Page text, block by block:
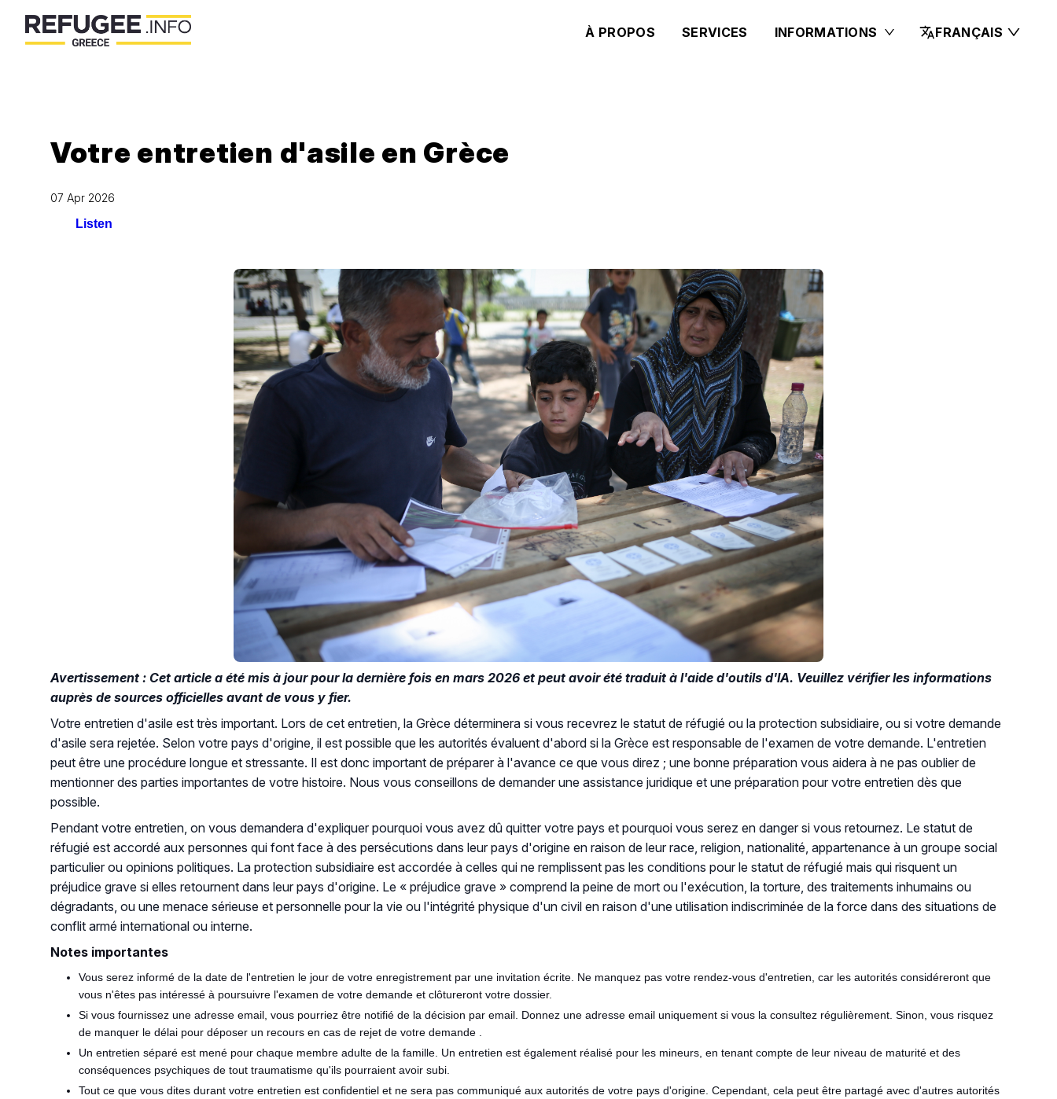
À PROPOS SERVICES INFORMATIONS FRANÇAIS
Votre entretien d'asile en Grèce
07 Apr 2026
Listen
Avertissement : Cet article a été mis à jour pour la dernière fois en mars 2026 et peut avoir été traduit à l'aide d'outils d'IA. Veuillez vérifier les informations
auprès de sources officielles avant de vous y fier.
Votre entretien d'asile est très important. Lors de cet entretien, la Grèce déterminera si vous recevrez le statut de réfugié ou la protection subsidiaire, ou si votre demande
d'asile sera rejetée. Selon votre pays d'origine, il est possible que les autorités évaluent d'abord si la Grèce est responsable de l'examen de votre demande. L'entretien
peut être une procédure longue et stressante. Il est donc important de préparer à l'avance ce que vous direz ; une bonne préparation vous aidera à ne pas oublier de
mentionner des parties importantes de votre histoire. Nous vous conseillons de demander une assistance juridique et une préparation pour votre entretien dès que
possible.
Pendant votre entretien, on vous demandera d'expliquer pourquoi vous avez dû quitter votre pays et pourquoi vous serez en danger si vous retournez. Le statut de
réfugié est accordé aux personnes qui font face à des persécutions dans leur pays d'origine en raison de leur race, religion, nationalité, appartenance à un groupe social
particulier ou opinions politiques. La protection subsidiaire est accordée à celles qui ne remplissent pas les conditions pour le statut de réfugié mais qui risquent un
préjudice grave si elles retournent dans leur pays d'origine. Le « préjudice grave » comprend la peine de mort ou l'exécution, la torture, des traitements inhumains ou
dégradants, ou une menace sérieuse et personnelle pour la vie ou l'intégrité physique d'un civil en raison d'une utilisation indiscriminée de la force dans des situations de
conflit armé international ou interne.
Notes importantes
Vous serez informé de la date de l'entretien le jour de votre enregistrement par une invitation écrite. Ne manquez pas votre rendez-vous d'entretien, car les autorités considéreront que
vous n'êtes pas intéressé à poursuivre l'examen de votre demande et clôtureront votre dossier.
Si vous fournissez une adresse email, vous pourriez être notifié de la décision par email. Donnez une adresse email uniquement si vous la consultez régulièrement. Sinon, vous risquez
de manquer le délai pour déposer un recours en cas de rejet de votre demande .
Un entretien séparé est mené pour chaque membre adulte de la famille. Un entretien est également réalisé pour les mineurs, en tenant compte de leur niveau de maturité et des
conséquences psychiques de tout traumatisme qu'ils pourraient avoir subi.
Tout ce que vous dites durant votre entretien est confidentiel et ne sera pas communiqué aux autorités de votre pays d'origine. Cependant, cela peut être partagé avec d'autres autorités